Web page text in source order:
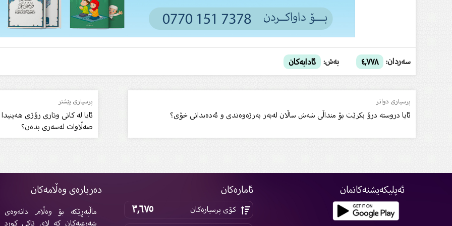
سەردان: ٤,٧٧٨ بەش: ئادابەکان
پرسیاری دواتر
ئایا دروستە درۆ بكرێت بۆ منداڵی شەش ساڵان لەبەر بەرژەوەندی و ئەدەبدانی خۆی؟
پرسیاری پێشتر
ئایا لە كاتی وتاری رۆژی
صەڵاوات لەسەری بدەن؟
ئەپلیکەیشنەکانمان ئامارەکان
کۆی پرسیارەکان ٣,٦٧٥
دەربارەی وەڵامەکان
ماڵپەڕێکە بۆ وەڵام دانەوەی